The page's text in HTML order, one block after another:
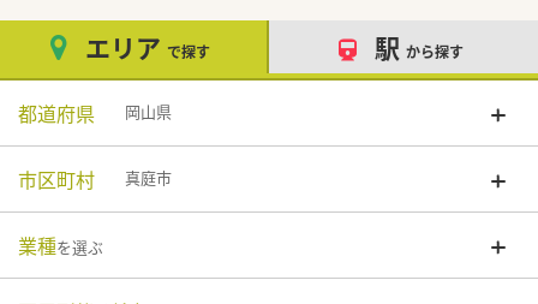
エリア で探す 駅 から探す
都道府県 岡山県
市区町村 真庭市
業種を選ぶ